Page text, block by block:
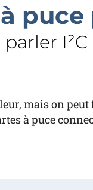
puce
parler I²C
mais on
à puce